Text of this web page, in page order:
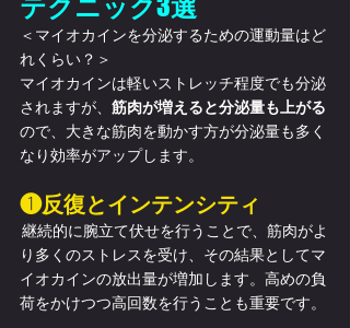
＜マイオカインを分泌するための運動量はど
れくらい？＞
マイオカインは軽いストレッチ程度でも分泌
されますが、 筋肉が増えると分泌量も上がる
ので、大きな筋肉を動かす方が分泌量も多く
なり効率がアップします。
❶反復とインテンシティ
継続的に腕立て伏せを行うことで、筋肉がよ
り多くのストレスを受け、その結果としてマ
イオカインの放出量が増加します。高めの負
荷をかけつつ高回数を行うことも重要です。